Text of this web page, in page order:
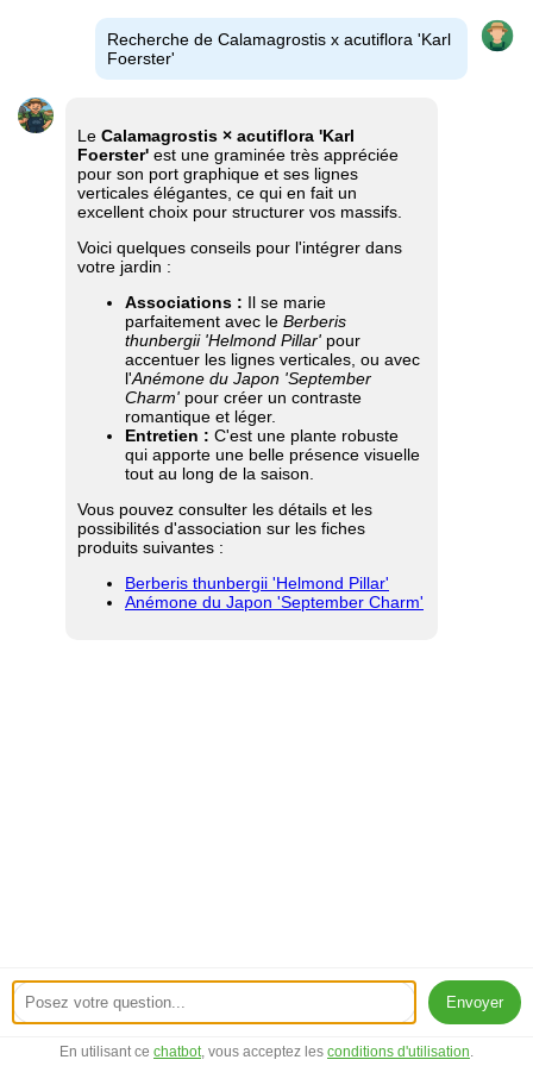
Recherche de Calamagrostis x acutiflora 'Karl
Foerster'
Le Calamagrostis × acutiflora 'Karl
Foerster' est une graminée très appréciée
pour son port graphique et ses lignes
verticales élégantes, ce qui en fait un
excellent choix pour structurer vos massifs.
Voici quelques conseils pour l'intégrer dans
votre jardin :
Associations : Il se marie
parfaitement avec le Berberis
thunbergii 'Helmond Pillar' pour
accentuer les lignes verticales, ou avec
l'Anémone du Japon 'September
Charm' pour créer un contraste
romantique et léger.
Entretien : C'est une plante robuste
qui apporte une belle présence visuelle
tout au long de la saison.
Vous pouvez consulter les détails et les
possibilités d'association sur les fiches
produits suivantes :
Berberis thunbergii 'Helmond Pillar'
Anémone du Japon 'September Charm'
Envoyer
En utilisant ce chatbot, vous acceptez les conditions d'utilisation.